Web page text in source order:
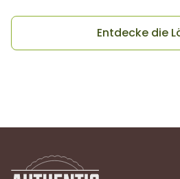
Entdecke die